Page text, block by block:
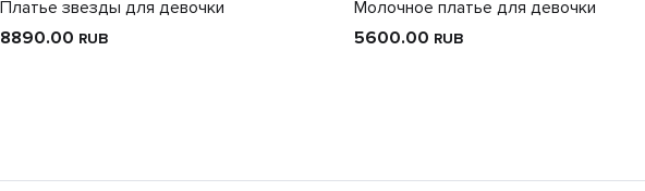
Платье звезды для девочки
8890.00 RUB
Молочное платье для девочки
5600.00 RUB